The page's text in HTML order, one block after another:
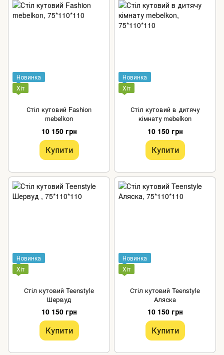
Новинка
Хіт
Стіл кутовий Fashion
mebelkon
10 150 грн
Купити
Новинка
Хіт
Стіл кутовий в дитячу
кімнату mebelkon
10 150 грн
Купити
Новинка
Хіт
Стіл кутовий Teenstyle
Шервуд
10 150 грн
Купити
Новинка
Хіт
Стіл кутовий Teenstyle
Аляска
10 150 грн
Купити